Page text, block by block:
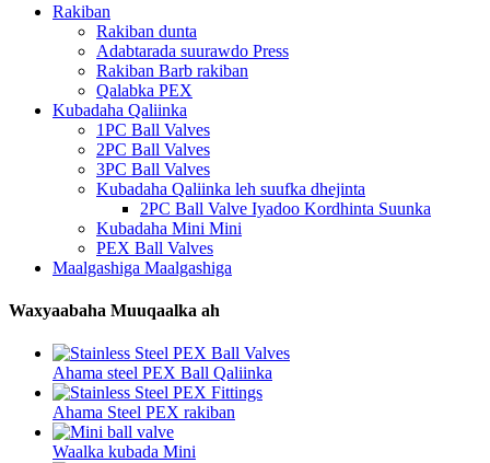
Rakiban
Rakiban dunta
Adabtarada suurawdo Press
Rakiban Barb rakiban
Qalabka PEX
Kubadaha Qaliinka
1PC Ball Valves
2PC Ball Valves
3PC Ball Valves
Kubadaha Qaliinka leh suufka dhejinta
2PC Ball Valve Iyadoo Kordhinta Suunka
Kubadaha Mini Mini
PEX Ball Valves
Maalgashiga Maalgashiga
Waxyaabaha Muuqaalka ah
Ahama steel PEX Ball Qaliinka
Ahama Steel PEX rakiban
Waalka kubada Mini